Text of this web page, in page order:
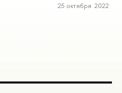
25 октября 2022